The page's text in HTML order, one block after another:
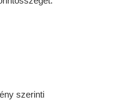
szerinti